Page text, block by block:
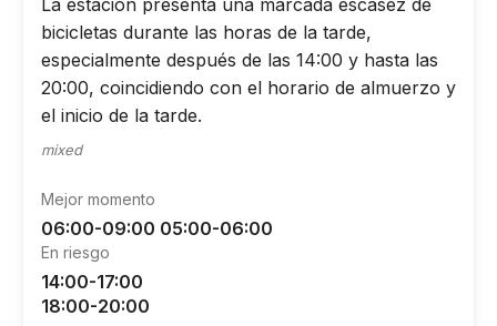
La estación presenta una marcada escasez de
bicicletas durante las horas de la tarde,
especialmente después de las 14:00 y hasta las
20:00, coincidiendo con el horario de almuerzo y
el inicio de la tarde.
mixed
Mejor momento
06:00-09:00 05:00-06:00
En riesgo
14:00-17:00
18:00-20:00